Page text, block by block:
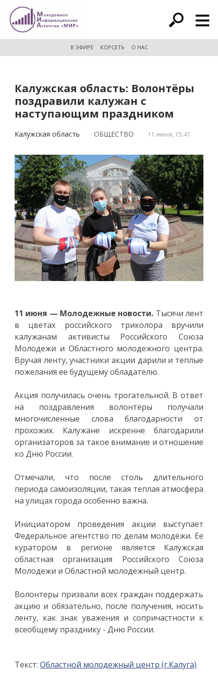
расширенный поиск
В ЭФИРЕ КОРСЕТЬ О НАС
Калужская область: Волонтёры
поздравили калужан с
наступающим праздником
Калужская область ОБЩЕСТВО 11 июня, 15:47
11 июня — Молодежные новости. Тысячи лент
в цветах российского триколора вручили
калужанам активисты Российского Союза
Молодежи и Областного молодежного центра.
Вручая ленту, участники акции дарили и теплые
пожелания ее будущему обладателю.
Акция получилась очень трогательной. В ответ
на поздравления волонтёры получали
многочисленные слова благодарности от
прохожих. Калужане искренне благодарили
организаторов за такое внимание и отношение
ко Дню России.
Отмечали, что после столь длительного
периода самоизоляции, такая теплая атмосфера
на улицах города особенно важна.
Инициатором проведения акции выступает
Федеральное агентство по делам молодёжи. Ее
куратором в регионе является Калужская
областная организация Российского Союза
Молодежи и Областной молодежный центр.
Волонтеры призвали всех граждан поддержать
акцию и обязательно, после получения, носить
ленту, как знак уважения и сопричастности к
всеобщему празднику - Дню России.
Текст: Областной молодежный центр (г.Калуга)